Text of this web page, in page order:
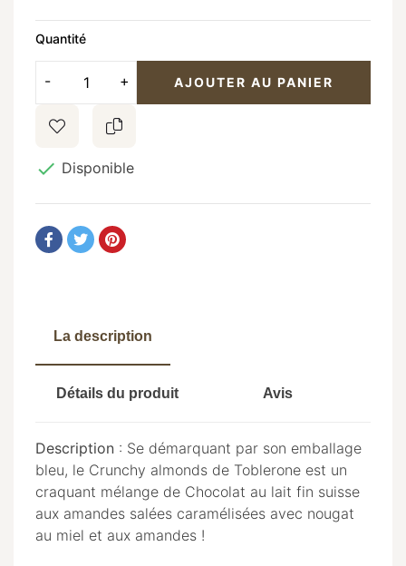
Quantité
AJOUTER AU PANIER
 Disponible
La description
Détails du produit Avis
Description : Se démarquant par son emballage
bleu, le Crunchy almonds de Toblerone est un
craquant mélange de Chocolat au lait fin suisse
aux amandes salées caramélisées avec nougat
au miel et aux amandes !